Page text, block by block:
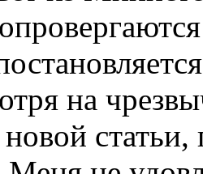
на
новой